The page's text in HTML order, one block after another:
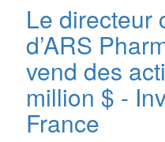
Le directeur
d’ARS
vend des
million $ -
France